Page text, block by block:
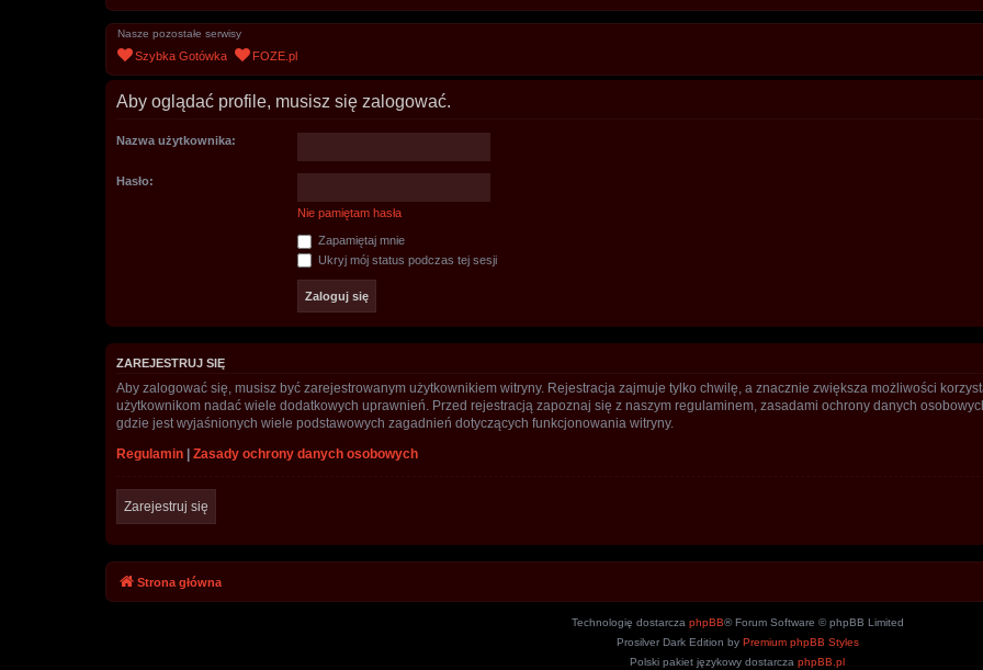
Nasze pozostałe serwisy
Szybka Gotówka FOZE.pl
Aby oglądać profile, musisz się zalogować.
Nazwa użytkownika:
Hasło:
Nie pamiętam hasła
Zapamiętaj mnie
Ukryj mój status podczas tej sesji
ZAREJESTRUJ SIĘ
Aby zalogować się, musisz być zarejestrowanym użytkownikiem witryny. Rejestracja zajmuje tylko chwilę, a znacznie zwiększa możliwości
użytkownikom nadać wiele dodatkowych uprawnień. Przed rejestracją zapoznaj się z naszym regulaminem, zasadami ochrony danych
gdzie jest wyjaśnionych wiele podstawowych zagadnień dotyczących funkcjonowania witryny.
Regulamin
Zasady ochrony danych osobowych
Zarejestruj się
Strona główna
Technologię dostarcza phpBB® Forum Software © phpBB Limited
Prosilver Dark Edition by Premium phpBB Styles
Polski pakiet językowy dostarcza phpBB.pl